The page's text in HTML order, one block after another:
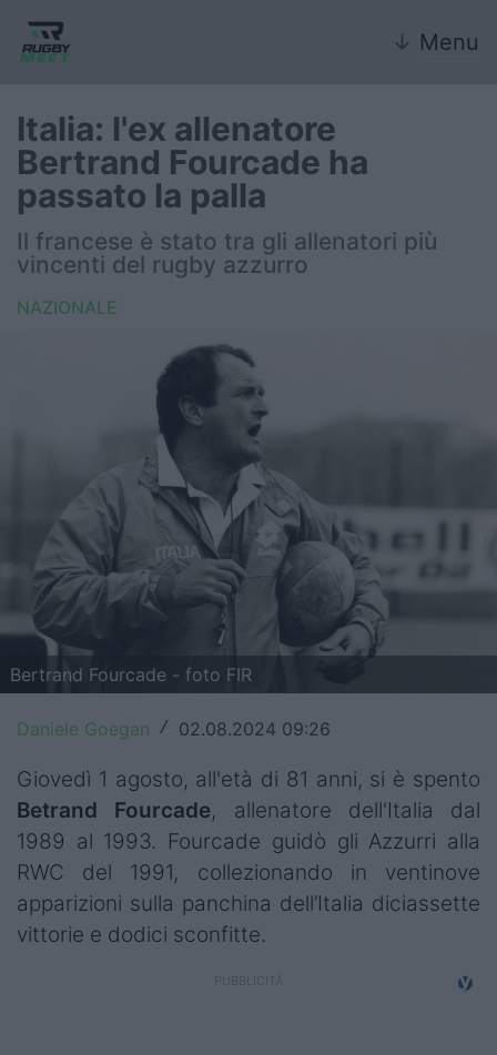
↓ Menu
Nazionale
Nazionali giovanili
Rugby Sevens
Internazionale
United Rugby Championship
Top14
Premiership
Champions Cup
Challenge Cup
World Rugby
Rugby World Cup
Super Rugby
Rugby in TV
Mercato
Italia: l'ex allenatore
Bertrand Fourcade ha
passato la palla
Il francese è stato tra gli allenatori più
vincenti del rugby azzurro
NAZIONALE
Bertrand Fourcade - foto FIR
Daniele Goegan / 02.08.2024 09:26
Giovedì 1 agosto, all'età di 81 anni, si è spento
Betrand Fourcade, allenatore dell'Italia dal
1989 al 1993. Fourcade guidò gli Azzurri alla
RWC del 1991, collezionando in ventinove
apparizioni sulla panchina dell’Italia diciassette
vittorie e dodici sconfitte.